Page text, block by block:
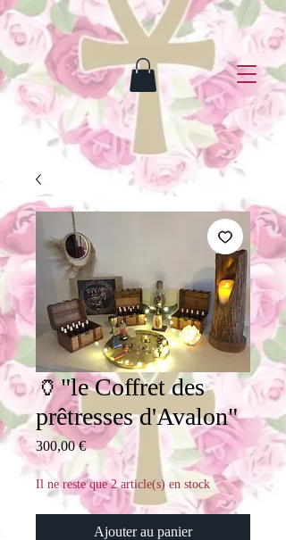
🏺"le Coffret des
prêtresses d'Avalon"
300,00 €Prix
Il ne reste que 2 article(s) en stock
Ajouter au panier